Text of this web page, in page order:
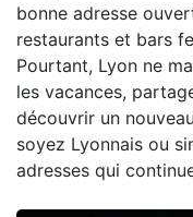
bonne adresse
restaurants et bars
Pourtant, Lyon ne
les vacances,
découvrir un
soyez Lyonnais ou
adresses qui